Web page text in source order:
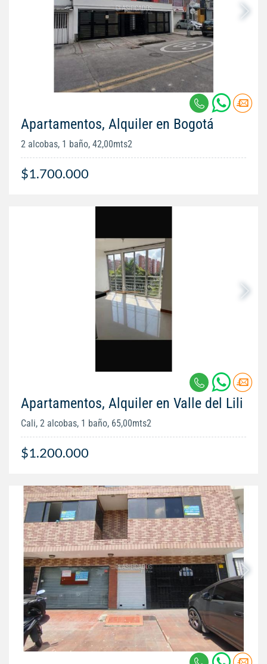
Apartamentos, Alquiler en Bogotá
2 alcobas, 1 baño, 42,00mts2
$1.700.000
Apartamentos, Alquiler en Valle del Lili
Cali, 2 alcobas, 1 baño, 65,00mts2
$1.200.000